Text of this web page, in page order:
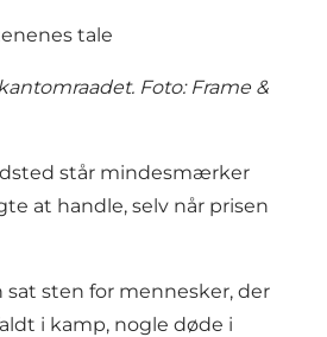
tale
Foto: Frame &
står mindesmærker
at handle, selv når prisen
sten for mennesker, der
i kamp, nogle døde i